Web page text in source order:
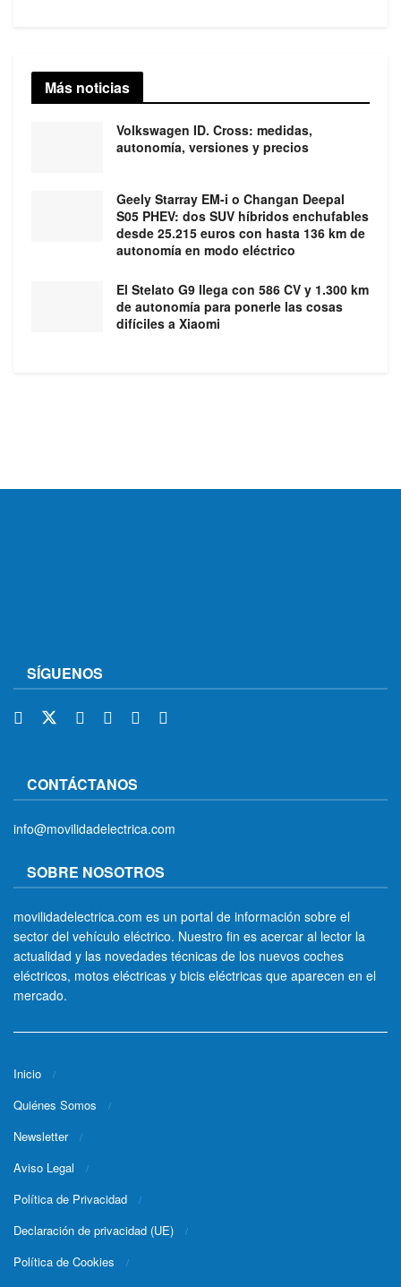
Más noticias
Volkswagen ID. Cross: medidas,
autonomía, versiones y precios
Geely Starray EM-i o Changan Deepal
S05 PHEV: dos SUV híbridos enchufables
desde 25.215 euros con hasta 136 km de
autonomía en modo eléctrico
El Stelato G9 llega con 586 CV y 1.300 km
de autonomía para ponerle las cosas
difíciles a Xiaomi
SÍGUENOS
CONTÁCTANOS
info@movilidadelectrica.com
SOBRE NOSOTROS
movilidadelectrica.com es un portal de información sobre el
sector del vehículo eléctrico. Nuestro fin es acercar al lector la
actualidad y las novedades técnicas de los nuevos coches
eléctricos, motos eléctricas y bicis eléctricas que aparecen en el
mercado.
Inicio
Quiénes Somos
Newsletter
Aviso Legal
Política de Privacidad
Declaración de privacidad (UE)
Política de Cookies